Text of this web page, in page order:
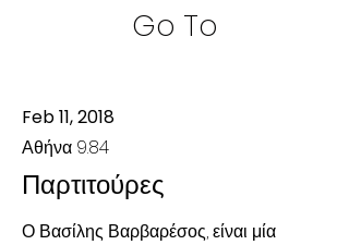
Go To
Feb 11, 2018
Αθήνα 9.84
Παρτιτούρες
Ο Βασίλης Βαρβαρέσος, είναι μία